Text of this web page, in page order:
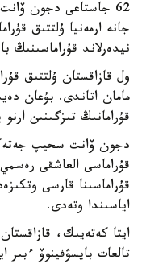
62 جاستاعى دجون
جانە ارمەنيا ۇلتتىق
نيدەرلاند قۇراماسىنىڭ
ول قازاقستان ۇلتتىق
قۇرامانىڭ تىزگىنىن
دجون ۆانت سحيپ
قۇراماسىنا قارسى
اياسىندا وتەدى.
ايتا كەتەيىك،
تالعات بايسۋفينوۆ